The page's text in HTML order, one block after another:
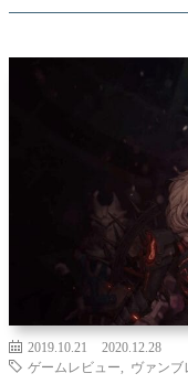
2019.10.21
2020.12.28
ゲームレビュー
ヴァンブ